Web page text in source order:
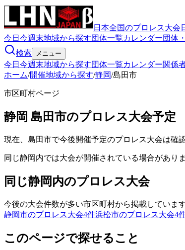
日本全国のプロレス大会
今日 今週末地域から探す団体一覧カレンダー団体
検索
メニュー
今日 今週末地域から探す団体一覧カレンダー関係
ホーム/開催地域から探す/静岡/島田市
市区町村ページ
静岡 島田市のプロレス大会予定
現在、島田市で今後開催予定のプロレス大会は確
同じ静岡内では大会が開催されている場合があり
同じ静岡内のプロレス大会
今後の大会件数が多い市区町村から掲載しています
静岡市のプロレス大会4件浜松市のプロレス大会4
このページで探せること